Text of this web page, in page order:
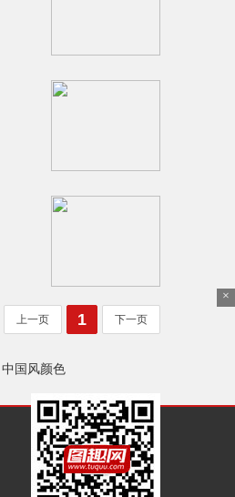
上一页 1 下一页
中国风颜色
×